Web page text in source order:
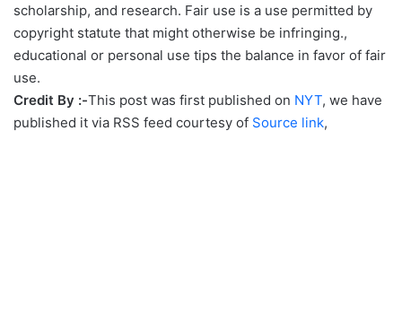
scholarship, and research. Fair use is a use permitted by
copyright statute that might otherwise be infringing.,
educational or personal use tips the balance in favor of fair
use.
Credit By :-This post was first published on NYT, we have
published it via RSS feed courtesy of Source link,